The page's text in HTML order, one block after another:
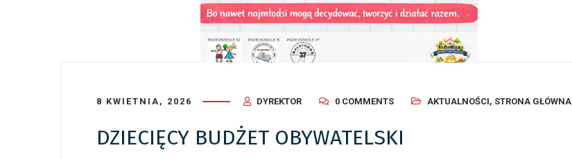
8 KWIETNIA, 2026 DYREKTOR 0 COMMENTS AKTUALNOŚCI, STRONA GŁÓWNA
DZIECIĘCY BUDŻET OBYWATELSKI